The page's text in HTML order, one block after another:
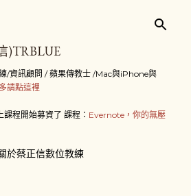
)TRBLUE
/資訊顧問 / 蘋果傳教士 /Mac與iPhone與
請點這裡
程開始募資了 課程： Evernote，你的無壓
於蔡正信數位教練